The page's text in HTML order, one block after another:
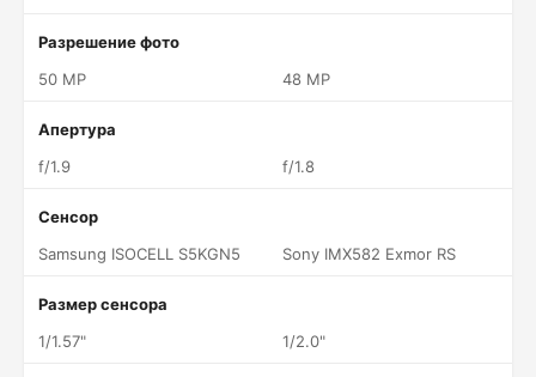
Разрешение фото
50 MP
48 MP
Апертура
f/1.9
f/1.8
Сенсор
Samsung ISOCELL S5KGN5
Sony IMX582 Exmor RS
Размер сенсора
1/1.57"
1/2.0"